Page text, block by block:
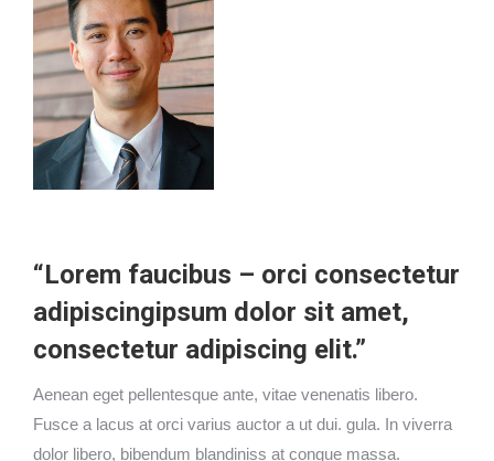
“Lorem faucibus – orci consectetur
adipiscingipsum dolor sit amet,
consectetur adipiscing elit.”
Aenean eget pellentesque ante, vitae venenatis libero.
Fusce a lacus at orci varius auctor a ut dui. gula. In viverra
dolor libero, bibendum blandiniss at congue massa.